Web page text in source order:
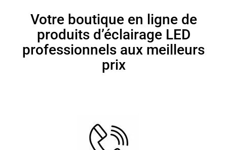
Votre boutique en ligne de
produits d’éclairage LED
professionnels aux meilleurs
prix